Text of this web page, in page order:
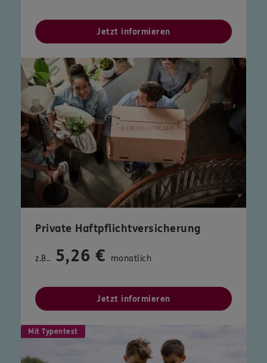
Jetzt informieren
Private Haftpflichtversicherung
z.B.. 5,26 € monatlich
Jetzt informieren
Mit Typentest